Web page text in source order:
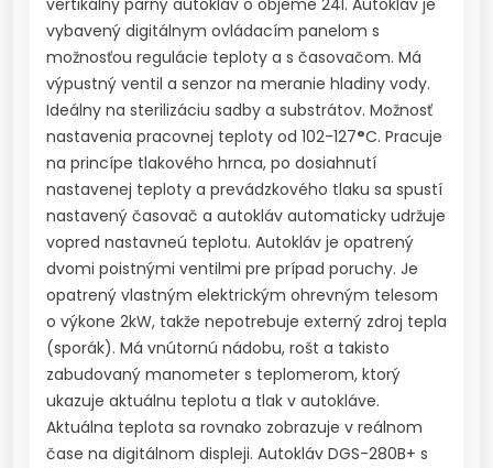
vertikálny parný autokláv o objeme 24l. Autokláv je
vybavený digitálnym ovládacím panelom s
možnosťou regulácie teploty a s časovačom. Má
výpustný ventil a senzor na meranie hladiny vody.
Ideálny na sterilizáciu sadby a substrátov. Možnosť
nastavenia pracovnej teploty od 102-127°C. Pracuje
na princípe tlakového hrnca, po dosiahnutí
nastavenej teploty a prevádzkového tlaku sa spustí
nastavený časovač a autokláv automaticky udržuje
vopred nastavneú teplotu. Autokláv je opatrený
dvomi poistnými ventilmi pre prípad poruchy. Je
opatrený vlastným elektrickým ohrevným telesom
o výkone 2kW, takže nepotrebuje externý zdroj tepla
(sporák). Má vnútornú nádobu, rošt a takisto
zabudovaný manometer s teplomerom, ktorý
ukazuje aktuálnu teplotu a tlak v autokláve.
Aktuálna teplota sa rovnako zobrazuje v reálnom
čase na digitálnom displeji. Autokláv DGS-280B+ s